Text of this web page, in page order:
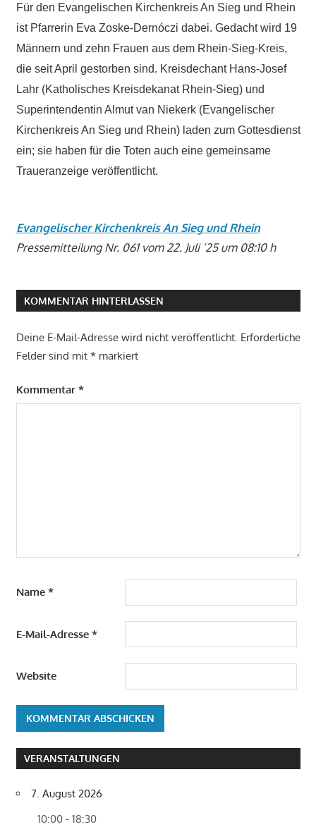
Für den Evangelischen Kirchenkreis An Sieg und Rhein
ist Pfarrerin Eva Zoske-Dernóczi dabei. Gedacht wird 19
Männern und zehn Frauen aus dem Rhein-Sieg-Kreis,
die seit April gestorben sind. Kreisdechant Hans-Josef
Lahr (Katholisches Kreisdekanat Rhein-Sieg) und
Superintendentin Almut van Niekerk (Evangelischer
Kirchenkreis An Sieg und Rhein) laden zum Gottesdienst
ein; sie haben für die Toten auch eine gemeinsame
Traueranzeige veröffentlicht.
Evangelischer Kirchenkreis An Sieg und Rhein
Pressemitteilung Nr. 061 vom 22. Juli ’25 um 08:10 h
KOMMENTAR HINTERLASSEN
Deine E-Mail-Adresse wird nicht veröffentlicht. Erforderliche
Felder sind mit *markiert
Kommentar *
Name *
E-Mail-Adresse *
Website
VERANSTALTUNGEN
7. August 2026
10:00 - 18:30